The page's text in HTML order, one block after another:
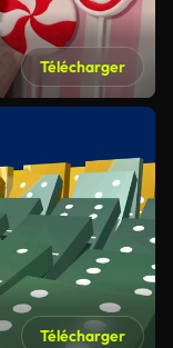
Télécharger
Télécharger